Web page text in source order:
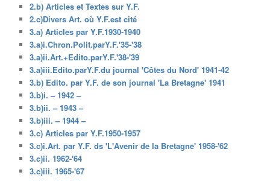
2.b) Articles et Textes sur Y.F.
2.c)Divers Art. où Y.F.est cité
3.a) Articles par Y.F.1930-1940
3.a)i.Chron.Polit.parY.F.'35-'38
3.a)ii.Art.+Edito.parY.F.'38-'39
3.a)iii.Edito.parY.F.du journal 'Côtes du Nord' 1941-42
3.b) Edito. par Y.F. de son journal 'La Bretagne' 1941
3.b)i. – 1942 –
3.b)ii. – 1943 –
3.b)iii. – 1944 –
3.c) Articles par Y.F.1950-1957
3.c)i.Art. par Y.F. ds 'L'Avenir de la Bretagne' 1958-'62
3.c)ii. 1962-'64
3.c)iii. 1965-'67